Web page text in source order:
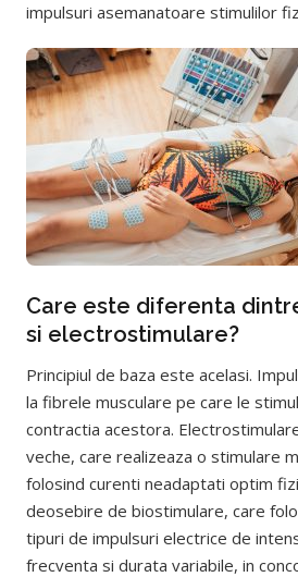
impulsuri asemanatoare stimulilor
Care este diferenta
si electrostimulare?
Principiul de baza este acelasi.
la fibrele musculare pe care le
contractia acestora.
veche, care realizeaza o stimulare
folosind curenti neadaptati optim
deosebire de biostimulare, care
tipuri de impulsuri electrice de
frecventa si durata variabile, in